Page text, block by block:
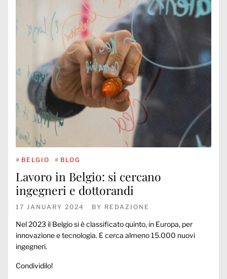
# BELGIO # BLOG
Lavoro in Belgio: si cercano
ingegneri e dottorandi
17 JANUARY 2024 BY REDAZIONE
Nel 2023 il Belgio si è classificato quinto, in Europa, per
innovazione e tecnologia. E cerca almeno 15.000 nuovi
ingegneri.
Condividilo!